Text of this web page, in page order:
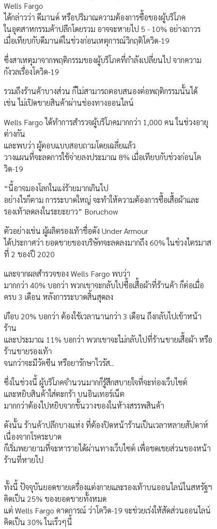
Wells Fargo
ได้กล่าวว่า ดีมานด์ หรือปริมาณความต้องการซื้อของผู้บริโภค
ในอุตสาหกรรมค้าปลีกโดยรวม อาจจะหายไป 5 - 10% อย่างถาวร
เมื่อเทียบกับดีมานด์ในช่วงก่อนเหตุการณ์วิกฤติโควิด-19
ซึ่งสาเหตุมาจากพฤติกรรมของผู้บริโภคที่กำลังเปลี่ยนไป จากความ
กังวลเรื่องโควิด-19
รวมถึงร้านค้าบางส่วน ก็ไม่สามารถตอบสนองต่อพฤติกรรมนั้นได้
เช่น ไม่เปิดขายสินค้าผ่านช่องทางออนไลน์
Wells Fargo ได้ทำการสำรวจผู้บริโภคมากกว่า 1,000 คน ในช่วงอายุ
ต่างกัน
และพบว่า ผู้ตอบแบบสอบถามโดยเฉลี่ยแล้ว
วางแผนที่จะลดการใช้จ่ายลงประมาณ 8% เมื่อเทียบกับช่วงก่อนโค
วิด-19
“นี้อาจมองโลกในแง่ร้ายมากเกินไป
อย่างไรก็ตาม การระบาดใหญ่ จะทำให้ความต้องการซื้อเสื้อผ้าและ
รองเท้าลดลงในระยะยาว” Boruchow
ตัวอย่างเช่น ผู้ผลิตรองเท้าชื่อดัง Under Armour
ได้ประกาศว่า ยอดขายของบริษัทจะลดลงมากถึง 60% ในช่วงไตรมาส
ที่ 2 ของปี 2020
และจากผลสำรวจของ Wells Fargo พบว่า
มากกว่า 40% บอกว่า พวกเขาจะกลับไปซื้อเสื้อผ้าที่ร้านค้า ก็ต่อเมื่อ
ครบ 3 เดือน หลังการระบาดสิ้นสุดลง
เกือบ 20% บอกว่า ต้องใช้เวลานานกว่า 3 เดือน ถึงกลับไปเข้าหน้า
ร้าน
และประมาณ 11% บอกว่า พวกเขาจะไม่กลับไปที่ร้านขายเสื้อผ้า หรือ
ร้านขายรองเท้า
จนกว่าจะมีวัคซีน หรือยารักษาไวรัส..
ซึ่งในช่วงนี้ ผู้บริโภคจำนวนมากก็รู้สึกสบายใจที่จะท่องเว็บไซต์
และหยิบสินค้าใส่ตะกร้า บนอินเทอร์เน็ต
มากกว่าต้องไปหยิบจากชั้นวางของในห้างสรรพสินค้า
ดังนั้น ร้านค้าปลีกบางแห่ง ที่ต้องปิดหน้าร้านเป็นเวลาหลายสัปดาห์
เนื่องจากโรคระบาด
ก็เริ่มพยายามที่จะหารายได้ผ่านทางเว็บไซต์ เพื่อชดเชยส่วนของหน้า
ร้านที่หายไป
ทั้งนี้ ปัจจุบันยอดขายเครื่องแต่งกายและรองเท้าบนออนไลน์ในสหรัฐฯ
คิดเป็น 25% ของยอดขายทั้งหมด
แต่ Wells Fargo คาดการณ์ ว่าโควิด-19 จะช่วยเร่งให้สัดส่วนออนไลน์
คิดเป็น 30% ในเร็วๆนี้